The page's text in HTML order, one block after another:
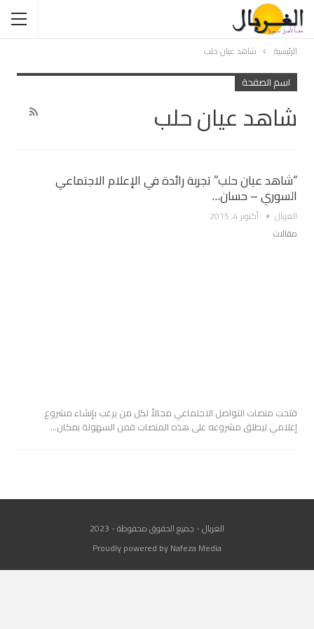
الرئيسية شاهد عيان حلب
اسم الصفحة
شاهد عيان حلب
“شاهد عيان حلب” تجربة رائدة في الإعلام الاجتماعي
السوري – حسان…
الغربال
أكتوبر 4, 2015
مقالات
فتحت منصات التواصل الاجتماعي مجالاً لكل من يرغب بإنشاء مشروع
إعلامي ليطلق مشروعه على هذه المنصات فمن السهولة بمكان…
الغربال - جميع الحقوق محفوظة - 2023
Proudly powered by Nafeza Media